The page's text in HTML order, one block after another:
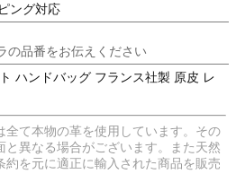
ング対応
の品番をお伝えください
ハンドバッグ フランス社製 原皮 レ
て本物の革を使用しています。その
異なる場合がございます。また天然
約を元に適正に輸入された商品を販売